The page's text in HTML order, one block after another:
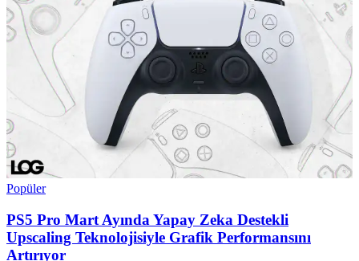
Popüler
PS5 Pro Mart Ayında Yapay Zeka Destekli
Upscaling Teknolojisiyle Grafik Performansını
Artırıyor